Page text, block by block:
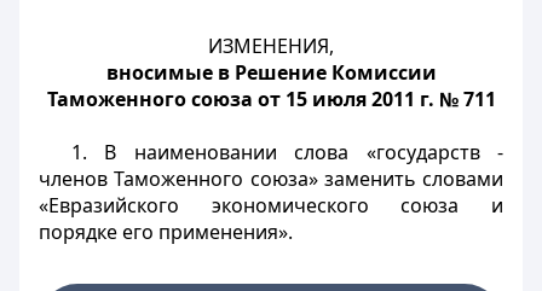
ИЗМЕНЕНИЯ,
вносимые в Решение Комиссии
Таможенного союза от 15 июля 2011 г. № 711
1. В наименовании слова «государств -
членов Таможенного союза» заменить словами
«Евразийского экономического союза и
порядке его применения».